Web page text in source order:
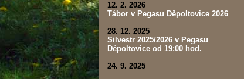
12. 2. 2026
Tábor v Pegasu Děpoltovice 2026
28. 12. 2025
Silvestr 2025/2026 v Pegasu
Děpoltovice od 19:00 hod.
24. 9. 2025